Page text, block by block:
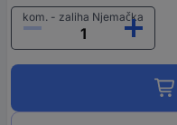
kom. - zaliha Njemačka